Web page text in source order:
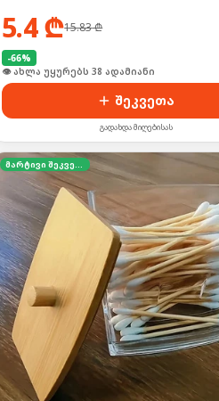
5.4₾15.83₾
-66%
🛒 ბოლო 24სთ-ში იყიდა 52-მა
შეკვეთა
გადახდა მიღებისას
მარტივი შეკვეთა